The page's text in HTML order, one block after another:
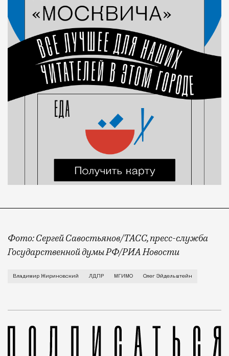
Фото: Сергей Савостьянов/ТАСС, пресс-служба
Государственной думы РФ/РИА Новости
Конференция открылась сегодня в МГИМО.
Владимир Жириновский ЛДПР МГИМО Олег Эйдельштейн